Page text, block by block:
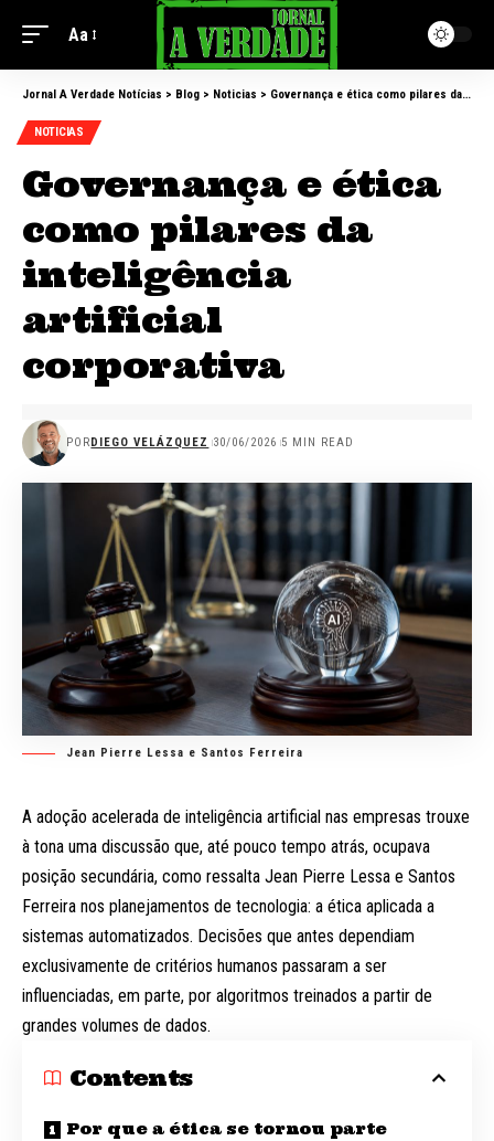
Aa
Jornal A Verdade Notícias > Blog > Noticias > Governança e ética como pilares da inteligência artificial corporativa
NOTICIAS
Governança e ética
como pilares da
inteligência
artificial
corporativa
PORDIEGO VELÁZQUEZ 30/06/2026 5 MIN READ
Jean Pierre Lessa e Santos Ferreira
A adoção acelerada de inteligência artificial nas empresas trouxe
à tona uma discussão que, até pouco tempo atrás, ocupava
posição secundária, como ressalta Jean Pierre Lessa e Santos
Ferreira nos planejamentos de tecnologia: a ética aplicada a
sistemas automatizados. Decisões que antes dependiam
exclusivamente de critérios humanos passaram a ser
influenciadas, em parte, por algoritmos treinados a partir de
grandes volumes de dados.
Contents
Por que a ética se tornou parte